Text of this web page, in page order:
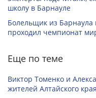
школу в Барнауле
Болельщик из Барнаула
проходил чемпионат
Еще по теме
Виктор Томенко и
жителей Алтайского